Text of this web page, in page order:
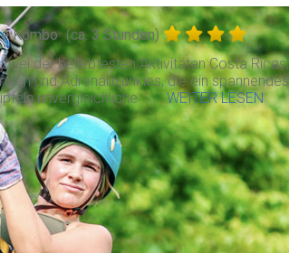
Kombo (ca. 3 Stunden)
der beliebtesten Aktivitäten Costa
und Adrenalinjunkies, die ein
unvergleichliche . . . WEITER LESEN